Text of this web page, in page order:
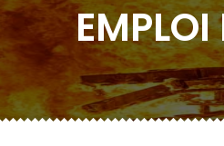
EMPLOI